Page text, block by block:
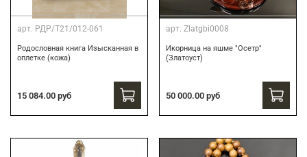
арт. РДР/Т21/012-061
Родословная книга Изысканная в
оплетке (кожа)
15 084.00 руб
арт. Zlatgbi0008
Икорница на яшме "Осетр"
(Златоуст)
50 000.00 руб